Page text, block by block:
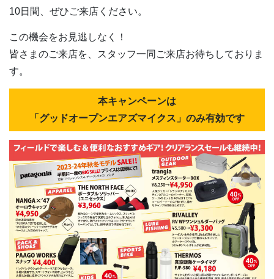
10日間、ぜひご来店ください。
この機会をお見逃しなく！
皆さまのご来店を、スタッフ一同ご来店お待ちしておりま
す。
本キャンペーンは
「グッドオープンエアズマイクス」のみ有効です